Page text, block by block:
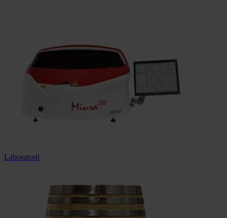
Laboratorij